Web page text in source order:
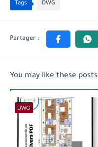
Tags DWG
You may like these posts
DWG